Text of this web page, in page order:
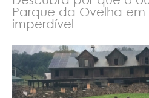
Parque da Ovelha em
imperdível